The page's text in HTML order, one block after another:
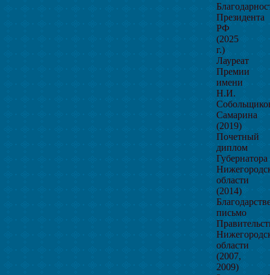
Президента
РФ
(2025
г.)
Лауреат
Премии
имени
Н.И.
Самарина
(2019)
Почетный
диплом
Губернатора
области
(2014)
письмо
области
(2007,
2009)